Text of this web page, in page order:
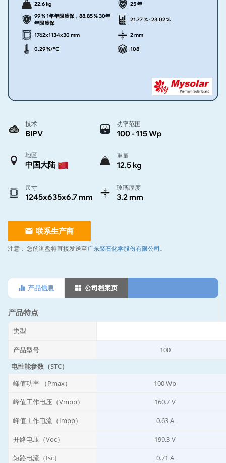
22.6 kg
25 年
99 % 1年年限质保，88.85 % 30年
年限质保
21.77 % - 23.02 %
1762x1134x30 mm 2 mm
0.29 %/°C 108
技术
BIPV
功率范围
100 - 115 Wp
地区
中国大陆
重量
12.5 kg
尺寸
1245x635x6.7 mm
玻璃厚度
3.2 mm
联系生产商
注意： 您的询盘将直接发送至广东聚石化学股份有限公司 。
产品信息 公司档案页
产品特点
类型
产品型号
100
电性能参数（STC）
峰值功率 （Pmax）
100 Wp
峰值工作电压（Vmpp） 160.7 V
峰值工作电流（Impp） 0.63 A
开路电压（Voc） 199.3 V
短路电流（Isc）
0.71 A